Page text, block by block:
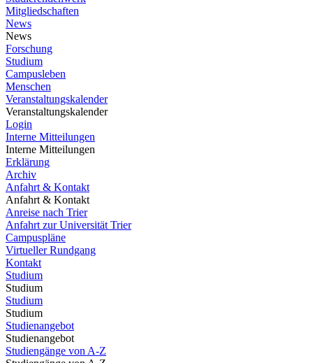
Mitgliedschaften
News
News
Forschung
Studium
Campusleben
Menschen
Veranstaltungskalender
Veranstaltungskalender
Login
Interne Mitteilungen
Interne Mitteilungen
Erklärung
Archiv
Anfahrt & Kontakt
Anfahrt & Kontakt
Anreise nach Trier
Anfahrt zur Universität Trier
Campuspläne
Virtueller Rundgang
Kontakt
Studium
Studium
Studium
Studium
Studienangebot
Studienangebot
Studiengänge von A-Z